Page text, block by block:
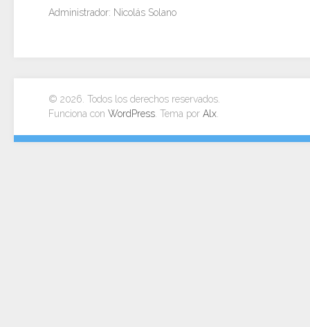
Administrador: Nicolás Solano
© 2026. Todos los derechos reservados.
Funciona con WordPress . Tema por Alx